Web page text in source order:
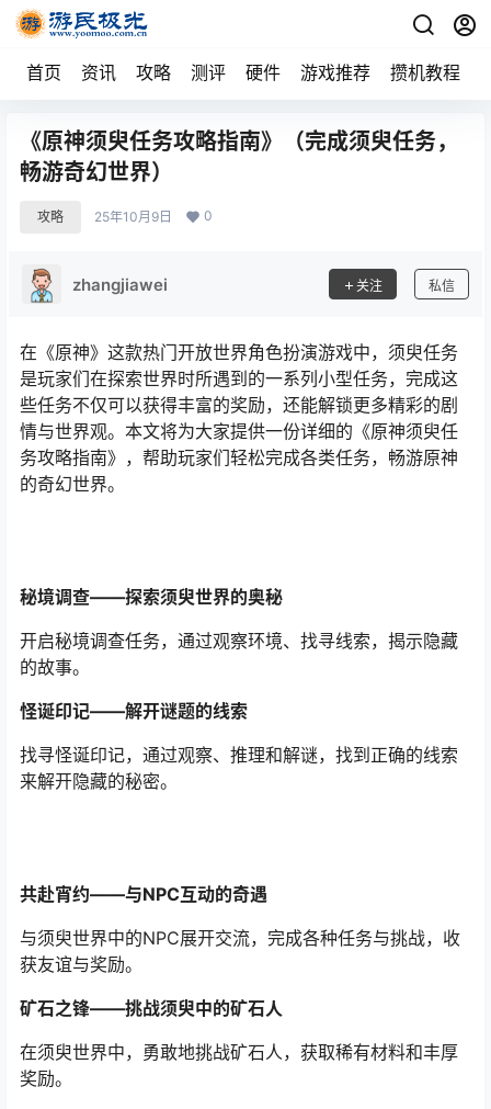
首页 资讯 攻略 测评 硬件 游戏推荐 攒机教程
《原神须臾任务攻略指南》（完成须臾任务，
畅游奇幻世界）
攻略 25年10月9日 0
zhangjiawei 关注 私信
在《原神》这款热门开放世界角色扮演游戏中，须臾任务
是玩家们在探索世界时所遇到的一系列小型任务，完成这
些任务不仅可以获得丰富的奖励，还能解锁更多精彩的剧
情与世界观。本文将为大家提供一份详细的《原神须臾任
务攻略指南》，帮助玩家们轻松完成各类任务，畅游原神
的奇幻世界。
秘境调查——探索须臾世界的奥秘
开启秘境调查任务，通过观察环境、找寻线索，揭示隐藏
的故事。
怪诞印记——解开谜题的线索
找寻怪诞印记，通过观察、推理和解谜，找到正确的线索
来解开隐藏的秘密。
共赴宵约——与NPC互动的奇遇
与须臾世界中的NPC展开交流，完成各种任务与挑战，收
获友谊与奖励。
矿石之锋——挑战须臾中的矿石人
在须臾世界中，勇敢地挑战矿石人，获取稀有材料和丰厚
奖励。